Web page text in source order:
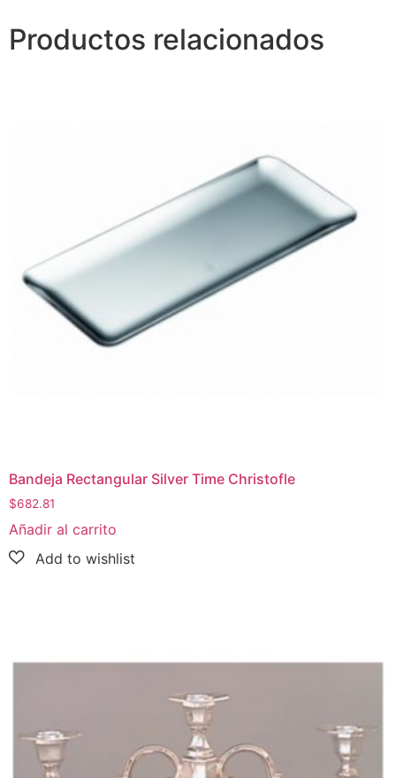
Productos relacionados
Bandeja Rectangular Silver Time Christofle
$682.81
Añadir al carrito